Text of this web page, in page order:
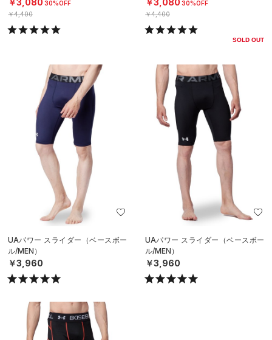
30%OFF
￥4,400
30%OFF
￥4,400
SOLD OUT
UAパワー スライダー（ベースボー
ル/MEN）
￥3,960
UAパワー スライダー（ベースボー
ル/MEN）
￥3,960